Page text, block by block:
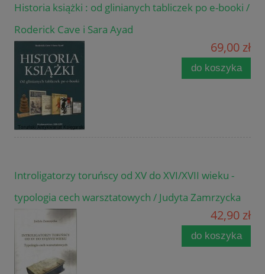
Historia książki : od glinianych tabliczek po e-booki /
Roderick Cave i Sara Ayad
69,00 zł
do koszyka
Introligatorzy toruńscy od XV do XVI/XVII wieku -
typologia cech warsztatowych / Judyta Zamrzycka
42,90 zł
do koszyka